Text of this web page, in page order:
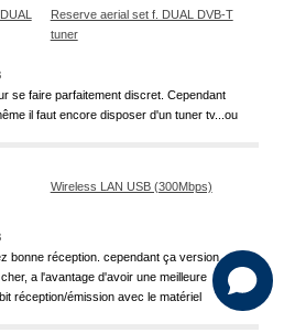
Reserve aerial set f. DUAL DVB-T
tuner
se faire parfaitement discret. Cependant
il faut encore disposer d'un tuner tv...ou
Wireless LAN USB (300Mbps)
bonne réception. cependant ça version
a l'avantage d'avoir une meilleure
réception/émission avec le matériel